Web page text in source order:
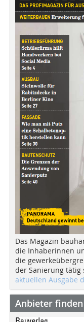
Das Magazin
die Inhaberinnen
die
der Sanierung tätig
aktuellen Ausgabe
Anbieter finden